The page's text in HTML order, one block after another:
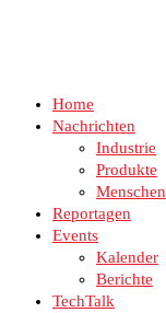
Home
Nachrichten
Industrie
Produkte
Menschen
Reportagen
Events
Kalender
Berichte
TechTalk